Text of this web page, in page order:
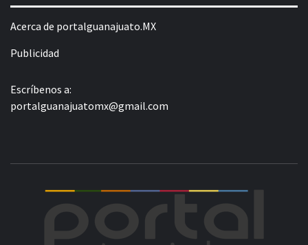
Acerca de portalguanajuato.MX
Publicidad
Escríbenos a:
portalguanajuatomx@gmail.com